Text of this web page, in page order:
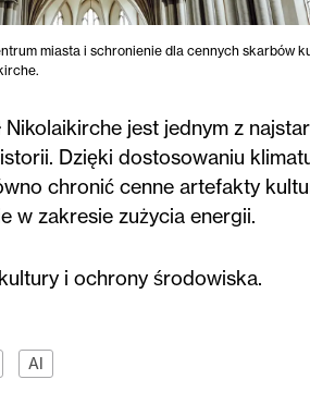
miasta i schronienie dla cennych skarbów
Nikolaikirche jest jednym z
Dzięki dostosowaniu
chronić cenne artefakty
w zakresie zużycia energii.
i ochrony środowiska.
AI